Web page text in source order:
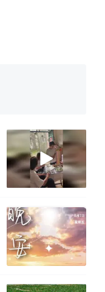
局：已叫停
写了人生